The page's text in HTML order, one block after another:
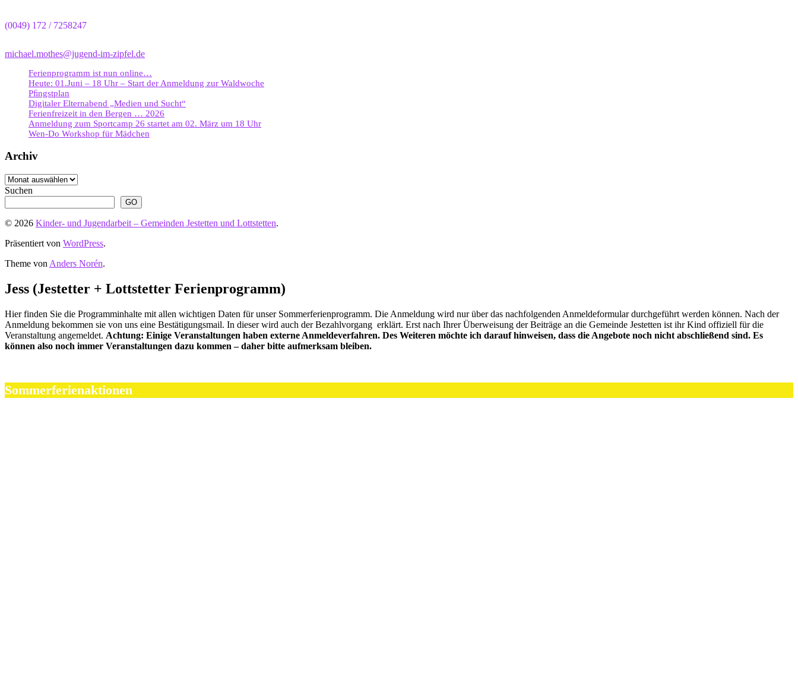
(0049) 172 / 7258247
michael.mothes@jugend-im-zipfel.de
Ferienprogramm ist nun online…
Heute: 01.Juni – 18 Uhr – Start der Anmeldung zur Waldwoche
Pﬁngstplan
Digitaler Elternabend „Medien und Sucht“
Ferienfreizeit in den Bergen … 2026
Anmeldung zum Sportcamp 26 startet am 02. März um 18 Uhr
Wen-Do Workshop für Mädchen
Archiv
Archiv
Suchen
GO
© 2026 Kinder- und Jugendarbeit – Gemeinden Jestetten und Lottstetten.
Präsentiert von WordPress.
Theme von Anders Norén.
Jess (Jestetter + Lottstetter Ferienprogramm)
Hier finden Sie die Programminhalte mit allen wichtigen Daten für unser Sommerferienprogramm. Die Anmeldung wird nur über das nachfolgenden Anmeldeformular durchgeführt werden können. Nach der
Anmeldung bekommen sie von uns eine Bestätigungsmail. In dieser wird auch der Bezahlvorgang erklärt. Erst nach Ihrer Überweisung der Beiträge an die Gemeinde Jestetten ist ihr Kind offiziell für die
Veranstaltung angemeldet. Achtung: Einige Veranstaltungen haben externe Anmeldeverfahren. Des Weiteren möchte ich darauf hinweisen, dass die Angebote noch nicht abschließend sind. Es
können also noch immer Veranstaltungen dazu kommen – daher bitte aufmerksam bleiben.
Sommerferienaktionen